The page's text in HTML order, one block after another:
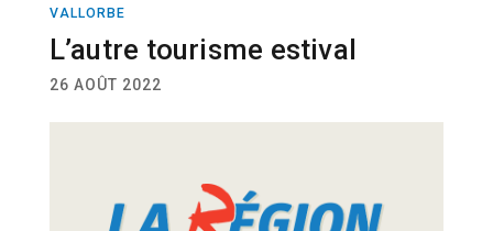
VALLORBE
L’autre tourisme estival
26 AOÛT 2022